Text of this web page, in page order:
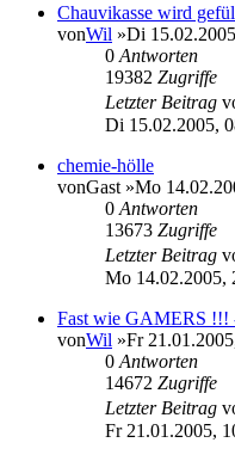
Chauvikasse wird
vonWil »Di
0 Antworten
19382 Zugriffe
Letzter Beitrag
Di 15.02.2005,
chemie-hölle
vonGast »Mo
0 Antworten
13673 Zugriffe
Letzter Beitrag
Mo 14.02.2005,
Fast wie GAMERS !!!
vonWil »Fr
0 Antworten
14672 Zugriffe
Letzter Beitrag
Fr 21.01.2005,